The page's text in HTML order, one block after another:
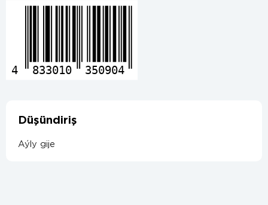
4 833010 350904
Düşündiriş
Aýly gije